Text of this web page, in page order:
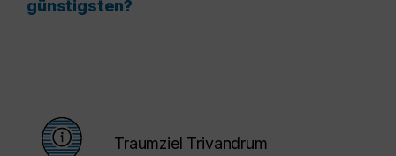
günstigsten?
Traumziel Trivandrum